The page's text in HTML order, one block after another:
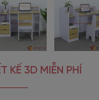
KẾ 3D MIỄN PHÍ